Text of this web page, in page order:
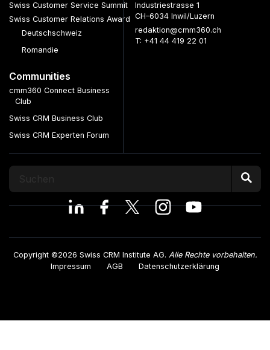
Swiss Customer Service Summit
Swiss Customer Relations Award
Deutschschweiz
Romandie
Communities
cmm360 Connect Business
Club
Swiss CRM Business Club
Swiss CRM Experten Forum
Industriestrasse 1
CH–6034 Inwil/Luzern
redaktion@cmm360.ch
T: +41 44 419 22 01
Copyright ©2026 Swiss CRM Institute AG. Alle Rechte vorbehalten.
Impressum
AGB Datenschutzerklärung